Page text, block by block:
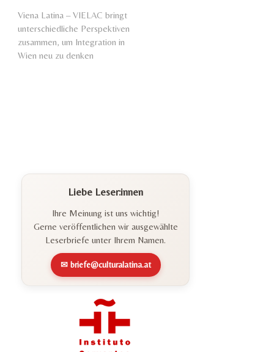
Viena Latina – VIELAC bringt
unterschiedliche Perspektiven
zusammen, um Integration in
Wien neu zu denken
Liebe Leser:innen
Ihre Meinung ist uns wichtig!
Gerne veröffentlichen wir ausgewählte
Leserbriefe unter Ihrem Namen.
✉ briefe@culturalatina.at